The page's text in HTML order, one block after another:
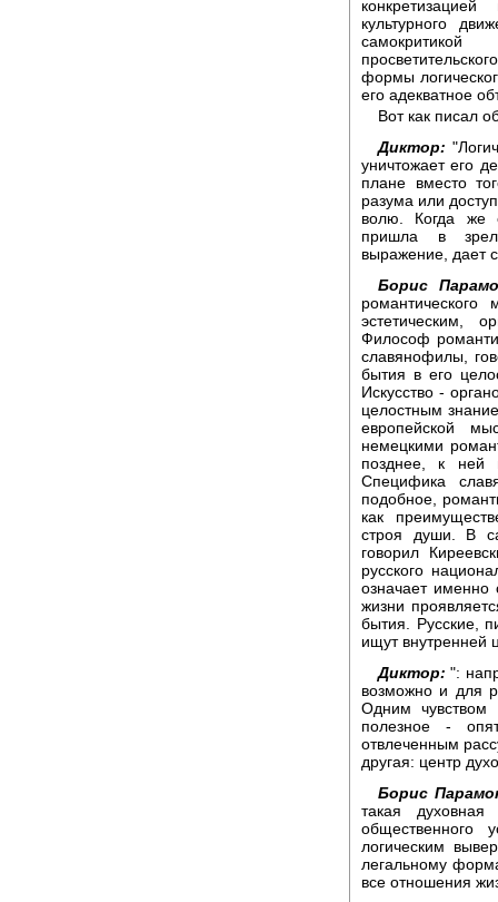
культурного
формы
его адекватное
Вот как писал
Диктор:
уничтожает его
плане вместо
разума или
волю. Когда же
пришла в
выражение, дает
Борис
романтического
эстетическим,
Философ
славянофилы,
бытия в его
Искусство -
целостным
европейской
немецкими
позднее, к ней
Специфика
подобное,
как
строя души. В
говорил
русского
означает именно
жизни
бытия. Русские,
ищут внутренней
Диктор: ":
возможно и для
Одним чувством
полезное -
отвлеченным
другая: центр
Борис
такая
общественного
логическим
легальному
все отношения